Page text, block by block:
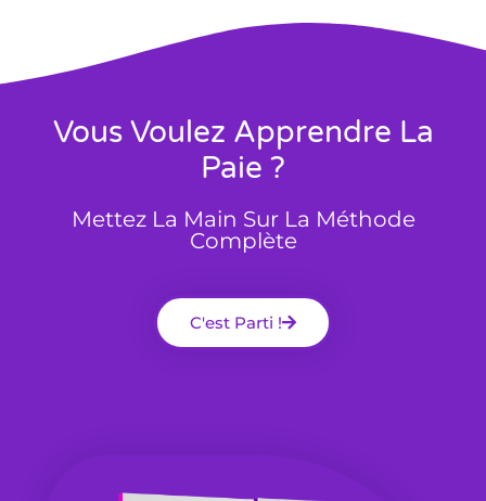
Vous Voulez Apprendre La
Paie ?
Mettez La Main Sur La Méthode
Complète
C'est Parti !